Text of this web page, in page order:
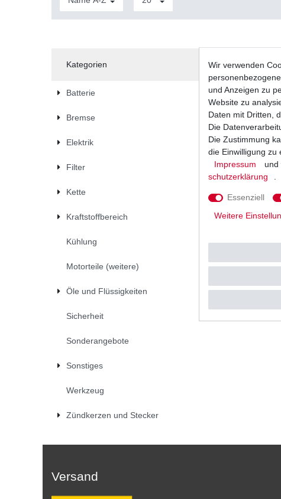
Kategorien
Batterie
Bremse
Elektrik
Filter
Kette
Kraftstoffbereich
Kühlung
Motorteile (weitere)
Öle und Flüssigkeiten
Sicherheit
Sonderangebote
Sonstiges
Werkzeug
Zündkerzen und Stecker
Zündkerze
UVP 13,30 €
*inkl. ges.
Versand
Wir verwenden
und Anzeigen zu
Website zu
Daten mit Dritten,
Die
Die Zustimmung
die Einwilligung zu
Impressum
und
schutz­erklärung
Essenziell
Weitere